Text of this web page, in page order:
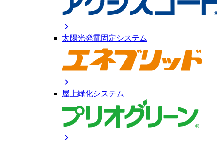
chevron_right
太陽光発電固定システム
chevron_right
屋上緑化システム
chevron_right